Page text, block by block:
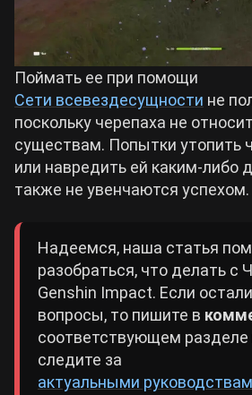
Поймать ее при помощи
Сети всевездесущности не
поскольку черепаха не
существам. Попытки утопить
или навредить ей каким-либо
также не увенчаются успехом.
Надеемся, наша статья
разобраться, что делать с
Genshin Impact. Если
вопросы, то пишите в
соответствующем разделе
следите за
актуальными